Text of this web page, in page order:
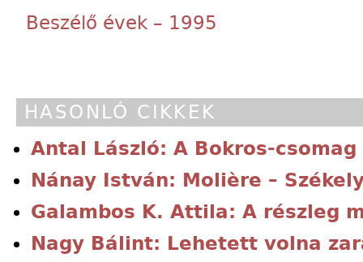
Beszélő évek – 1995
HASONLÓ CIKKEK
Antal László: A Bokros-csomag
Nánay István: Molière –
Galambos K. Attila: A részleg
Nagy Bálint: Lehetett volna